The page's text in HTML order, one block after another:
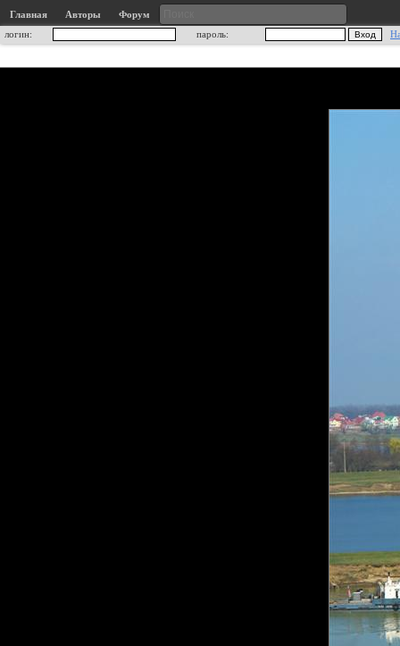
Главная Авторы
Форум
логин:
пароль: